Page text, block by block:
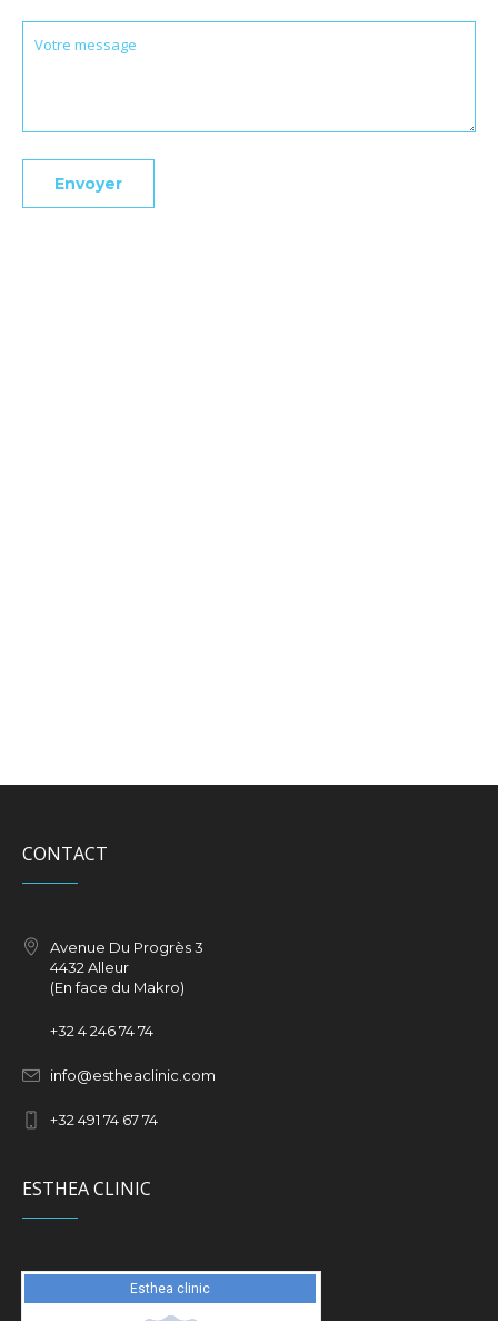
CONTACT
Avenue Du Progrès 3
4432 Alleur
(En face du Makro)
+324 246 74 74
info@estheaclinic.com
+32 491 74 67 74
ESTHEA CLINIC